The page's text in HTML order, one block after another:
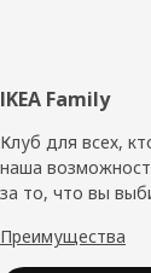
Нижний
IKEA Family
Клуб для всех,
наша
за то, что вы
Преимущества